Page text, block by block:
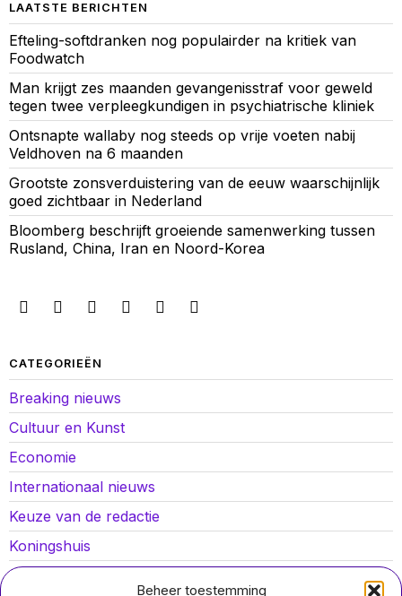
Beheer toestemming
LAATSTE BERICHTEN
Efteling-softdranken nog populairder na kritiek van
Foodwatch
Man krijgt zes maanden gevangenisstraf voor geweld
tegen twee verpleegkundigen in psychiatrische kliniek
Ontsnapte wallaby nog steeds op vrije voeten nabij
Veldhoven na 6 maanden
Grootste zonsverduistering van de eeuw waarschijnlijk
goed zichtbaar in Nederland
Bloomberg beschrijft groeiende samenwerking tussen
Rusland, China, Iran en Noord-Korea
CATEGORIEËN
Breaking nieuws
Cultuur en Kunst
Economie
Internationaal nieuws
Keuze van de redactie
Koningshuis
Lokaal nieuws